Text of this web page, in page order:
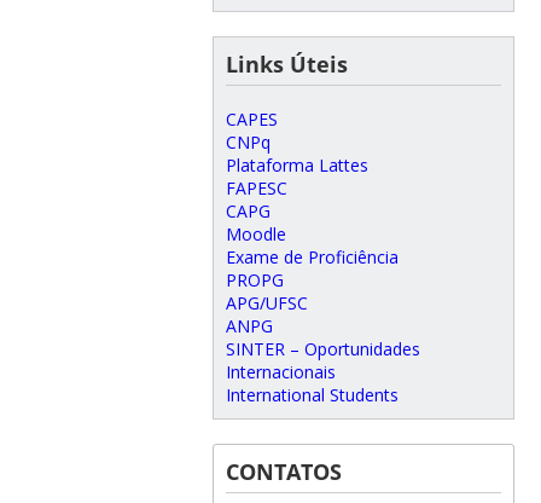
Links Úteis
CAPES
CNPq
Plataforma Lattes
FAPESC
CAPG
Moodle
Exame de Proficiência
PROPG
APG/UFSC
ANPG
SINTER – Oportunidades
Internacionais
International Students
CONTATOS